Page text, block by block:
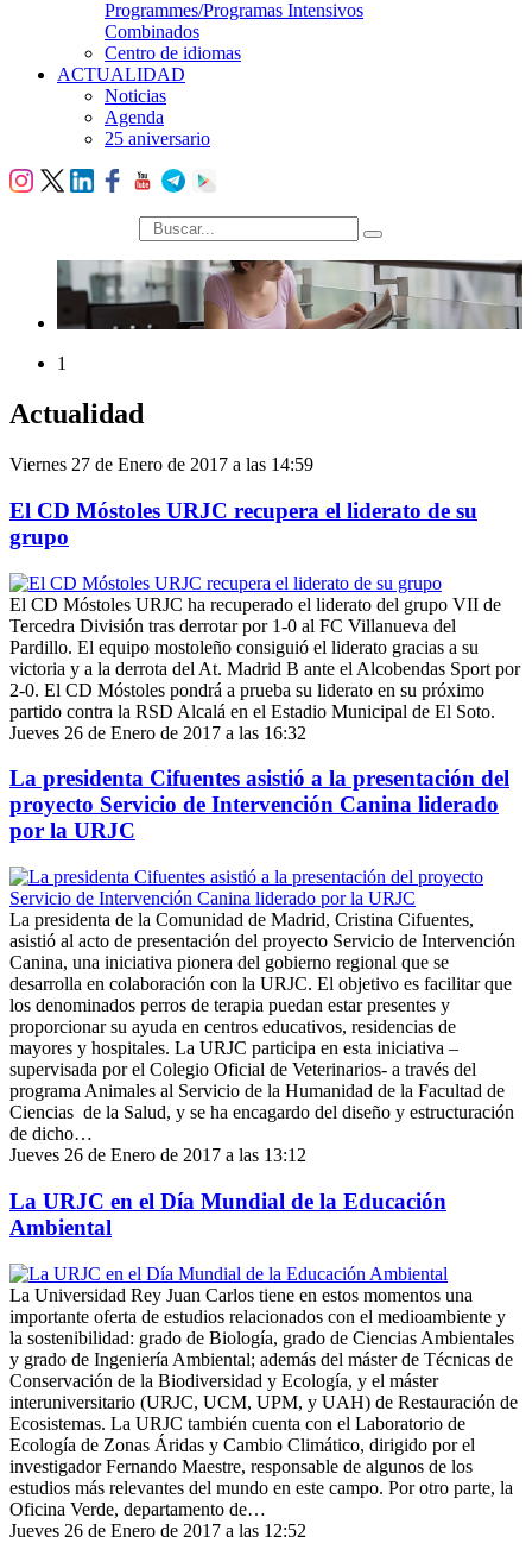
Programmes/Programas Intensivos
Combinados
Centro de idiomas
ACTUALIDAD
Noticias
Agenda
25 aniversario
búsqueda
1
Actualidad
Viernes 27 de Enero de 2017 a las 14:59
El CD Móstoles URJC recupera el liderato de su
grupo
El CD Móstoles URJC ha recuperado el liderato del grupo VII de
Tercedra División tras derrotar por 1-0 al FC Villanueva del
Pardillo. El equipo mostoleño consiguió el liderato gracias a su
victoria y a la derrota del At. Madrid B ante el Alcobendas Sport por
2-0. El CD Móstoles pondrá a prueba su liderato en su próximo
partido contra la RSD Alcalá en el Estadio Municipal de El Soto.
Jueves 26 de Enero de 2017 a las 16:32
La presidenta Cifuentes asistió a la presentación del
proyecto Servicio de Intervención Canina liderado
por la URJC
La presidenta de la Comunidad de Madrid, Cristina Cifuentes,
asistió al acto de presentación del proyecto Servicio de Intervención
Canina, una iniciativa pionera del gobierno regional que se
desarrolla en colaboración con la URJC. El objetivo es facilitar que
los denominados perros de terapia puedan estar presentes y
proporcionar su ayuda en centros educativos, residencias de
mayores y hospitales. La URJC participa en esta iniciativa –
supervisada por el Colegio Oficial de Veterinarios- a través del
programa Animales al Servicio de la Humanidad de la Facultad de
Ciencias de la Salud, y se ha encagardo del diseño y estructuración
de dicho…
Jueves 26 de Enero de 2017 a las 13:12
La URJC en el Día Mundial de la Educación
Ambiental
La Universidad Rey Juan Carlos tiene en estos momentos una
importante oferta de estudios relacionados con el medioambiente y
la sostenibilidad: grado de Biología, grado de Ciencias Ambientales
y grado de Ingeniería Ambiental; además del máster de Técnicas de
Conservación de la Biodiversidad y Ecología, y el máster
interuniversitario (URJC, UCM, UPM, y UAH) de Restauración de
Ecosistemas. La URJC también cuenta con el Laboratorio de
Ecología de Zonas Áridas y Cambio Climático, dirigido por el
investigador Fernando Maestre, responsable de algunos de los
estudios más relevantes del mundo en este campo. Por otro parte, la
Oficina Verde, departamento de…
Jueves 26 de Enero de 2017 a las 12:52